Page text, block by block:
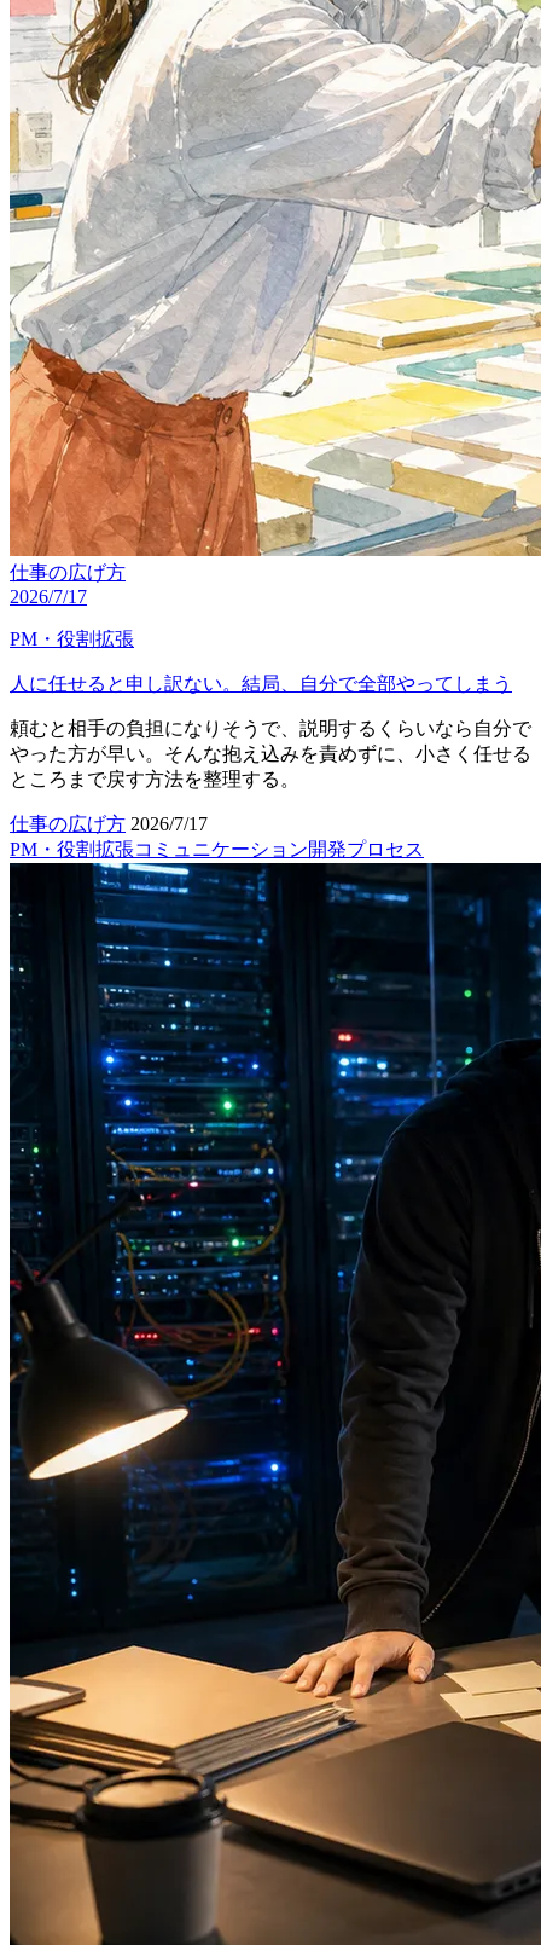
仕事の広げ方
2026/7/17
PM・役割拡張
人に任せると申し訳ない。結局、自分で全部やってしまう
頼むと相手の負担になりそうで、説明するくらいなら自分で
やった方が早い。そんな抱え込みを責めずに、小さく任せる
ところまで戻す方法を整理する。
仕事の広げ方 2026/7/17
PM・役割拡張コミュニケーション開発プロセス